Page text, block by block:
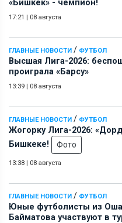
«Бишкек» - чемпион!
17:21 | 08 августа
ГЛАВНЫЕ НОВОСТИ / ФУТБОЛ
Высшая Лига-2026:
проиграла «Барсу»
13:39 | 08 августа
ГЛАВНЫЕ НОВОСТИ / ФУТБОЛ
Жогорку Лига-2026:
Бишкеке!
Фото
13:38 | 08 августа
ГЛАВНЫЕ НОВОСТИ / ФУТБОЛ
Юные футболисты из
Байматова участвуют в